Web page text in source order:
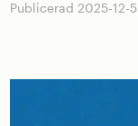
Publicerad 2025-12-5